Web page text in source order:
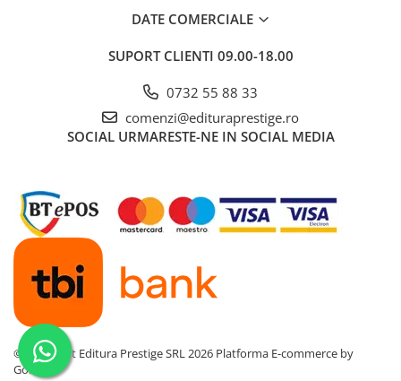
Povesti - Basme - Legende
Realitatea Augmentata
Cafea terapeutica
Ceai
Dezvoltare Personala
BUSINESS
Carti de joc
Dezvoltare Personala Adulti
Dezvoltare Profesionala
DATE COMERCIALE
SUPORT CLIENTI 09.00-18.00
0732 55 88 33
comenzi@edituraprestige.ro
SOCIAL URMARESTE-NE IN SOCIAL MEDIA
©Copyright Editura Prestige SRL 2026 Platforma E-commerce by
Gomag